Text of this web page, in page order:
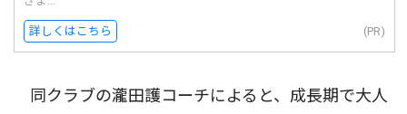
詳しくはこちら (PR)
同クラブの瀧田護コーチによると、成長期で大人